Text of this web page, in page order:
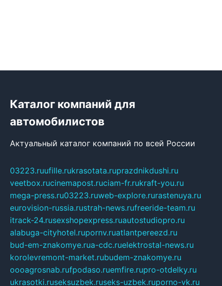
Каталог компаний для
автомобилистов
Актуальный каталог компаний по всей России
03223.ruufille.rukrasotata.ruprazdnikdushi.ru
veetbox.rucinemapost.ruciam-fr.rukraft-you.ru
mega-press.ru03223.ruweb-explore.rurastenuya.ru
eurovision-russia.rustrah-news.rufreeride-team.ru
itrack-24.rusexshopexpress.ruautostudiopro.ru
alabuga-cityhotel.rupornv.ruatlantpereezd.ru
bud-em-znakomye.rua-cdc.ruelektrostal-news.ru
korolevremont-market.rubudem-znakomye.ru
oooagrosnab.rufpodaso.ruemfire.rupro-otdelky.ru
ukrasotki.ruseksuzbek.ruseks-uzbek.ruporno-vk.ru